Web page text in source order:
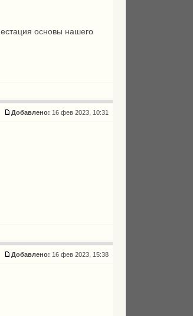
основы нашего
Добавлено: 16 фев 2023, 10:31
Добавлено: 16 фев 2023, 15:38